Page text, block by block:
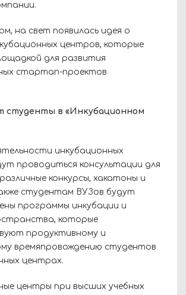
на свет появилась идея о
центров, которые
для развития
стартап-проектов
студенты в «Инкубационном
инкубационных
проводиться консультации для
конкурсы, хакатоны и
студентам ВУЗов будут
программы инкубации и
которые
продуктивному и
времяпровождению студентов
центрах.
центры при высших учебных